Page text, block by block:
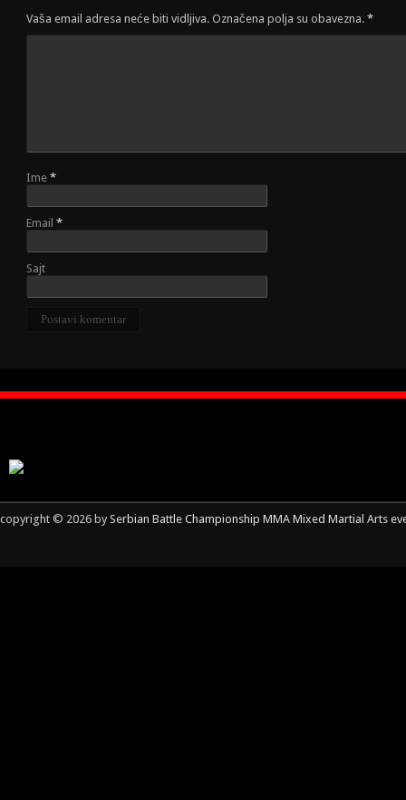
Vaša email adresa neće biti vidljiva. Označena polja su obavezna. *
Ime *
Email *
Sajt
copyright © 2026 by Serbian Battle Championship MMA Mixed Martial Arts